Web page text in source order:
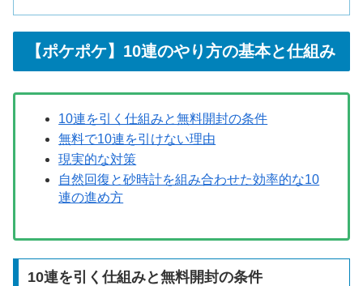
【ポケポケ】10連のやり方の基本と仕組み
10連を引く仕組みと無料開封の条件
無料で10連を引けない理由
現実的な対策
自然回復と砂時計を組み合わせた効率的な10
連の進め方
10連を引く仕組みと無料開封の条件